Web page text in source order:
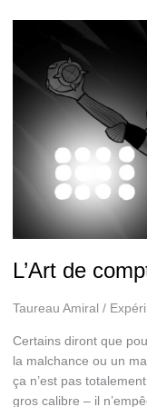
bûcherons
L’Art de
Taureau Amiral /
Certains diront que
la malchance ou un
ça n’est pas
gros calibre – il